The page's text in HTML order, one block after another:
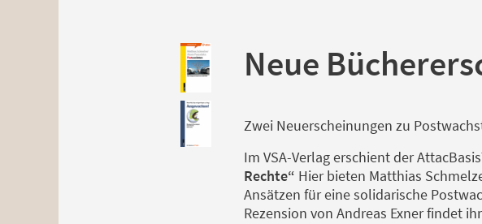
Neue
Zwei Neuerscheinungen zu
Im VSA-Verlag erschient der
Rechte“ Hier bieten Matthias
Ansätzen für eine solidarische
Rezension von Andreas Exner findet ihr